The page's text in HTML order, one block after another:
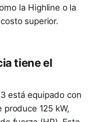
la Highline o la
superior.
tiene el
está equipado con
produce 125 kW,